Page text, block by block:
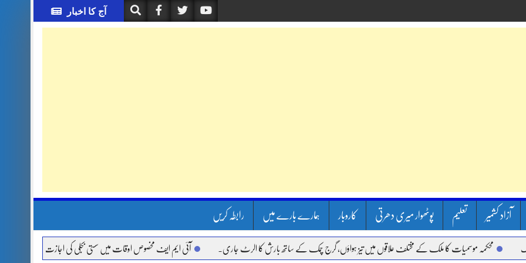
آج کا اخبار
آزاد کشمیر تعلیم پوٹھوار میری دھرتی کاروبار ہمارے بارے میں رابطہ کریں
محکمہ موسمیات کا ملک کے مختلف علاقوں میں تیز ہواؤں، گرج چمک کے ساتھ بارش کا الرٹ جاری. آئی ایم ایف مخصوص اوقات میں سستی بجلی کی اجازت نہیں دے رہا، وفاقی وزیر